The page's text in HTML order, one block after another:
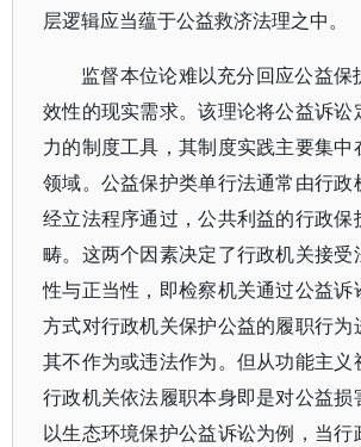
层逻辑应当蕴于公益救济法理之中。
监督本位论难以充分回应公益保
效性的现实需求。该理论将公益诉讼
力的制度工具，其制度实践主要集中
领域。公益保护类单行法通常由行政
经立法程序通过，公共利益的行政保
畴。这两个因素决定了行政机关接受
性与正当性，即检察机关通过公益诉
方式对行政机关保护公益的履职行为
其不作为或违法作为。但从功能主义
行政机关依法履职本身即是对公益损
以生态环境保护公益诉讼为例，当行